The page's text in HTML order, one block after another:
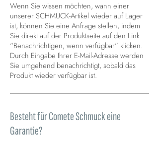
Wenn Sie wissen möchten, wann einer
unserer SCHMUCK-Artikel wieder auf Lager
ist, können Sie eine Anfrage stellen, indem
Sie direkt auf der Produktseite auf den Link
"Benachrichtigen, wenn verfügbar" klicken.
Durch Eingabe Ihrer E-Mail-Adresse werden
Sie umgehend benachrichtigt, sobald das
Produkt wieder verfügbar ist.
Besteht für Comete Schmuck eine
Garantie?